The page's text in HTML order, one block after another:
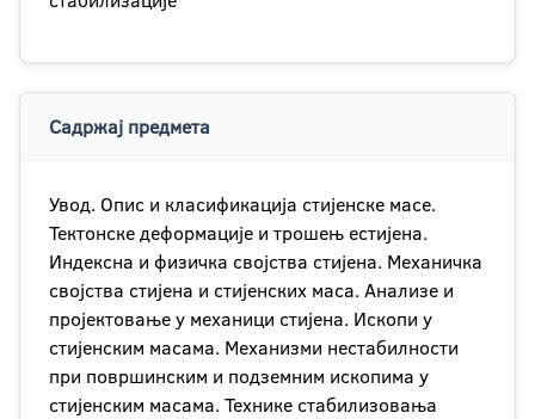
Садржај предмета
Увод. Опис и класификација стијенске масе.
Тектонске деформације и трошењ естијена.
Индексна и физичка својства стијена. Механичка
својства стијена и стијенских маса. Анализе и
пројектовање у механици стијена. Ископи у
стијенским масама. Механизми нестабилности
при површинским и подземним ископима у
стијенским масама. Технике стабилизовања